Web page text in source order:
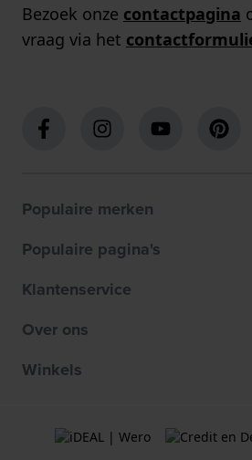
Bezoek onze contactpagina
vraag via het
Populaire merken
Populaire pagina's
Klantenservice
Over ons
Winkels